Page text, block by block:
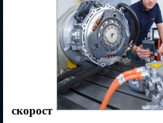
скорост